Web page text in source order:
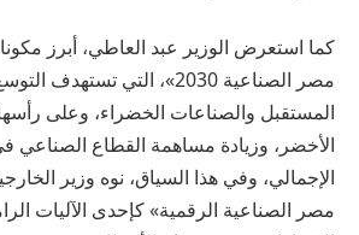
كما استعرض الوزير عبد العاطي، أبرز
مصر الصناعية 2030»، التي
المستقبل والصناعات الخضراء، وعلى
الأخضر، وزيادة مساهمة القطاع الصناعي
الإجمالي، وفي هذا السياق، نوه وزير
مصر الصناعية الرقمية» كإحدى الآليات